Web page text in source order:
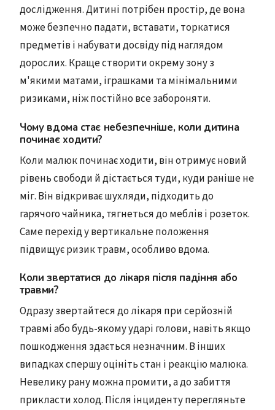
дослідження. Дитині потрібен простір, де вона
може безпечно падати, вставати, торкатися
предметів і набувати досвіду під наглядом
дорослих. Краще створити окрему зону з
м'якими матами, іграшками та мінімальними
ризиками, ніж постійно все забороняти.
Чому вдома стає небезпечніше, коли дитина
починає ходити?
Коли малюк починає ходити, він отримує новий
рівень свободи й дістається туди, куди раніше не
міг. Він відкриває шухляди, підходить до
гарячого чайника, тягнеться до меблів і розеток.
Саме перехід у вертикальне положення
підвищує ризик травм, особливо вдома.
Коли звертатися до лікаря після падіння або
травми?
Одразу звертайтеся до лікаря при серйозній
травмі або будь-якому ударі голови, навіть якщо
пошкодження здається незначним. В інших
випадках спершу оцініть стан і реакцію малюка.
Невелику рану можна промити, а до забиття
прикласти холод. Після інциденту перегляньте